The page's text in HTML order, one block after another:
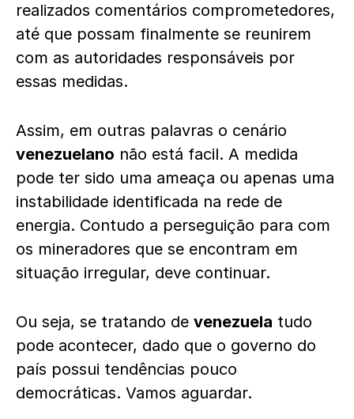
realizados comentários comprometedores,
até que possam finalmente se reunirem
com as autoridades responsáveis por
essas medidas.
Assim, em outras palavras o cenário
venezuelano não está facil. A medida
pode ter sido uma ameaça ou apenas uma
instabilidade identificada na rede de
energia. Contudo a perseguição para com
os mineradores que se encontram em
situação irregular, deve continuar.
Ou seja, se tratando de venezuela tudo
pode acontecer, dado que o governo do
país possui tendências pouco
democráticas. Vamos aguardar.